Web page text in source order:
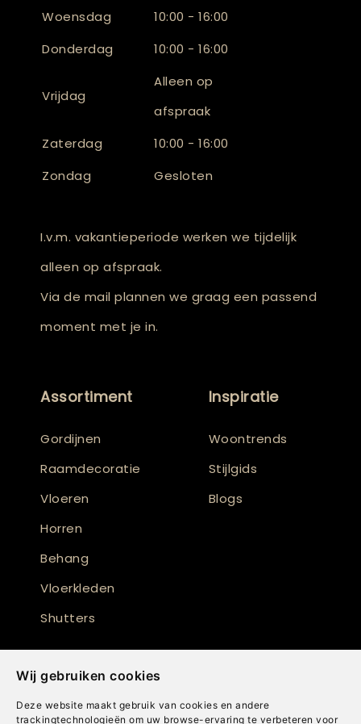
Wij gebruiken cookies
Deze website maakt gebruik van cookies en andere
trackingtechnologieën om uw browse-ervaring te verbeteren voor
Woensdag
10:00 - 16:00
Donderdag
10:00 - 16:00
Vrijdag
Alleen op
afspraak
Zaterdag
10:00 - 16:00
Zondag
Gesloten
I.v.m. vakantieperiode werken we tijdelijk
alleen op afspraak.
Via de mail plannen we graag een passend
moment met je in.
Assortiment
Gordijnen
Raamdecoratie
Vloeren
Horren
Behang
Vloerkleden
Shutters
Inspiratie
Woontrends
Stijlgids
Blogs